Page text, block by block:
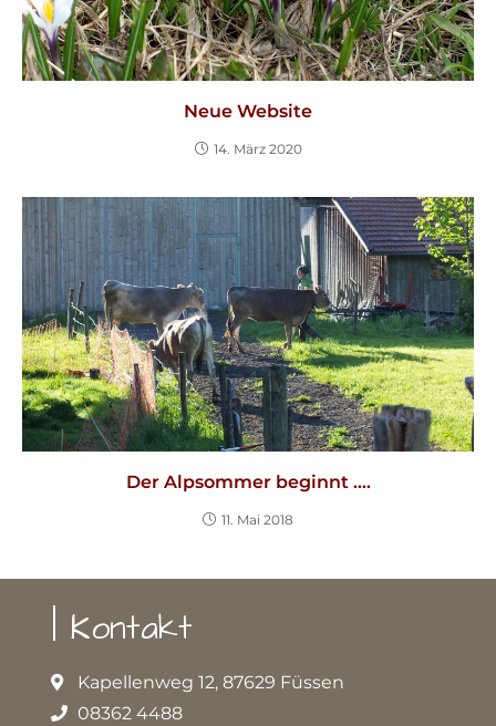
Neue Website
14. März 2020
Der Alpsommer beginnt ….
11. Mai 2018
| Kontakt
Kapellenweg 12, 87629 Füssen
08362 4488